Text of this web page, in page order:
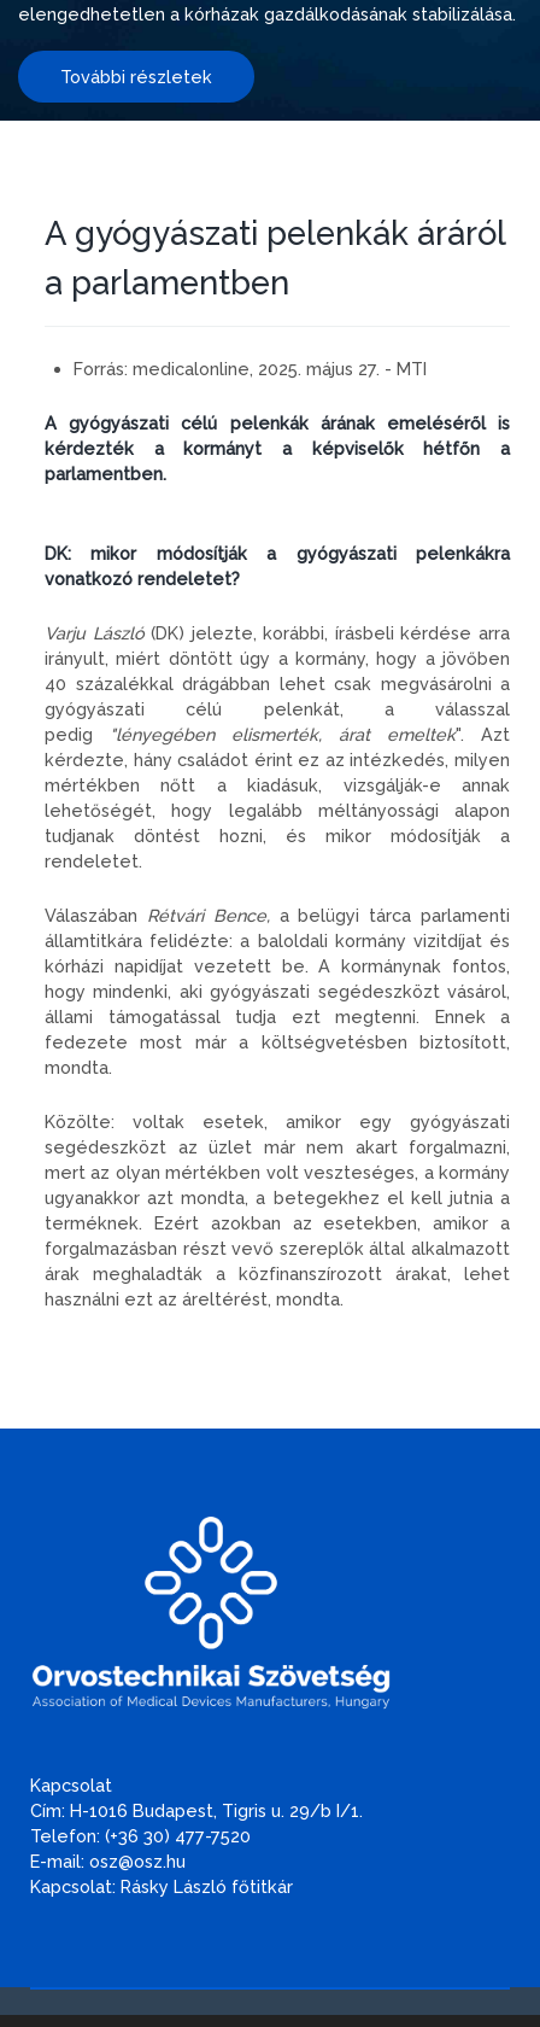
elengedhetetlen a kórházak gazdálkodásának stabilizálása.
További részletek
A gyógyászati pelenkák áráról
a parlamentben
Forrás: medicalonline, 2025. május 27. - MTI
A gyógyászati célú pelenkák árának emeléséről is
kérdezték a kormányt a képviselők hétfőn a
parlamentben.
DK: mikor módosítják a gyógyászati pelenkákra
vonatkozó rendeletet?
Varju László(DK) jelezte, korábbi, írásbeli kérdése arra
irányult, miért döntött úgy a kormány, hogy a jövőben
40 százalékkal drágábban lehet csak megvásárolni a
gyógyászati célú pelenkát, a válasszal
pedig
"lényegében elismerték, árat emeltek". Azt
kérdezte, hány családot érint ez az intézkedés, milyen
mértékben nőtt a kiadásuk, vizsgálják-e annak
lehetőségét, hogy legalább méltányossági alapon
tudjanak döntést hozni, és mikor módosítják a
rendeletet.
Válaszában Rétvári Bence,a belügyi tárca parlamenti
államtitkára felidézte: a baloldali kormány vizitdíjat és
kórházi napidíjat vezetett be. A kormánynak fontos,
hogy mindenki, aki gyógyászati segédeszközt vásárol,
állami támogatással tudja ezt megtenni. Ennek a
fedezete most már a költségvetésben biztosított,
mondta.
Közölte: voltak esetek, amikor egy gyógyászati
segédeszközt az üzlet már nem akart forgalmazni,
mert az olyan mértékben volt veszteséges, a kormány
ugyanakkor azt mondta, a betegekhez el kell jutnia a
terméknek. Ezért azokban az esetekben, amikor a
forgalmazásban részt vevő szereplők által alkalmazott
árak meghaladták a közfinanszírozott árakat, lehet
használni ezt az áreltérést, mondta.
Kapcsolat
Cím: H-1016 Budapest, Tigris u. 29/b I/1.
Telefon: (+36 30) 477-7520
E-mail: osz@osz.hu
Kapcsolat: Rásky László főtitkár